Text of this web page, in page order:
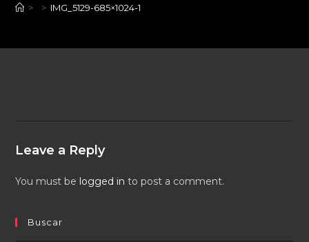
> > IMG_5129-685×1024-1
Leave a Reply
You must be logged in to post a comment.
Buscar